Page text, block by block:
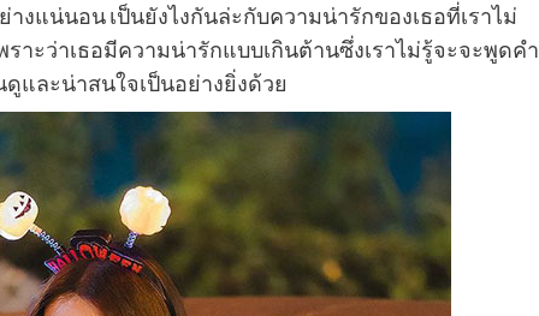
งแน่นอน เป็นยังไงกันล่ะกับความน่ารักของเธอที่เราไม่
าะว่าเธอมีความน่ารักแบบเกินต้านซึ่งเราไม่รู้จะจะพูดคำ
และน่าสนใจเป็นอย่างยิ่งด้วย